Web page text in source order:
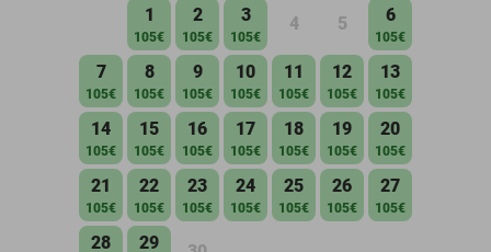
1
105€
2
105€
3
105€
4 5 6
105€
7
105€
8
105€
9
105€
10
105€
11
105€
12
105€
13
105€
14
105€
15
105€
16
105€
17
105€
18
105€
19
105€
20
105€
21
105€
22
105€
23
105€
24
105€
25
105€
26
105€
27
105€
28 29